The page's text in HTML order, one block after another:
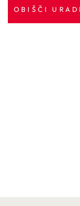
OBIŠČI